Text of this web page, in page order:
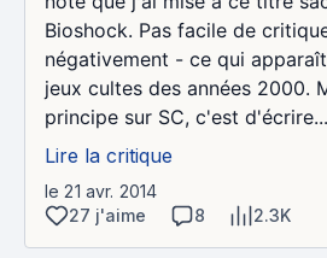
Bioshock. Pas facile de
négativement - ce qui
jeux cultes des années 2000.
principe sur SC, c'est d'écrire...
Lire la critique
le 21 avr. 2014
27 j'aime
8 2.3K